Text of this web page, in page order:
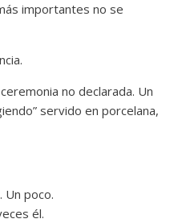
importantes no se
no declarada. Un
servido en porcelana,
Un poco.
él.